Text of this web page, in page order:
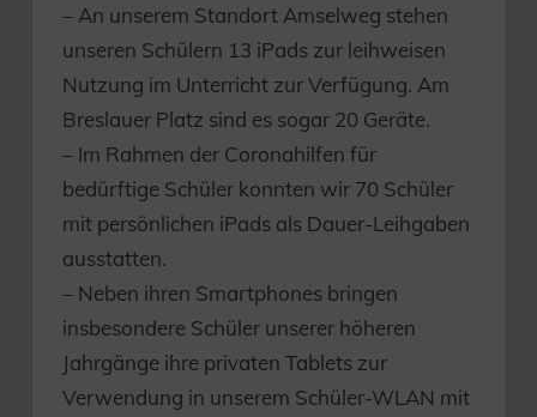
– An unserem Standort Amselweg stehen
unseren Schülern 13 iPads zur leihweisen
Nutzung im Unterricht zur Verfügung. Am
Breslauer Platz sind es sogar 20 Geräte.
– Im Rahmen der Coronahilfen für
bedürftige Schüler konnten wir 70 Schüler
mit persönlichen iPads als Dauer-Leihgaben
ausstatten.
– Neben ihren Smartphones bringen
insbesondere Schüler unserer höheren
Jahrgänge ihre privaten Tablets zur
Verwendung in unserem Schüler-WLAN mit